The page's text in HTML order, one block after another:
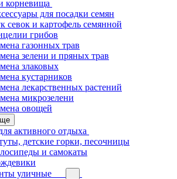
корневища
для посадки семян
севок и картофель семянной
грибов
газонных трав
зелени и пряных трав
злаковых
кустарников
лекарственных растений
микрозелени
овощей
активного отдыха
детские горки, песочницы
и самокаты
уличные